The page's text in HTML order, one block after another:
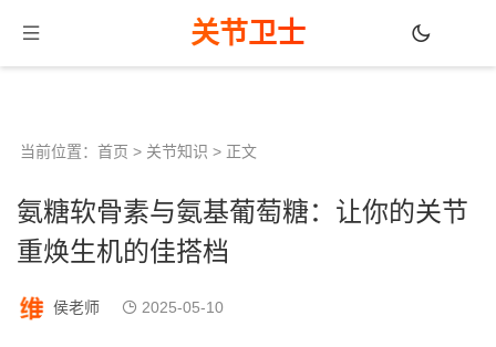
关节卫士
当前位置： 首页 > 关节知识 > 正文
氨糖软骨素与氨基葡萄糖：让你的关节
重焕生机的佳搭档
侯老师 2025-05-10